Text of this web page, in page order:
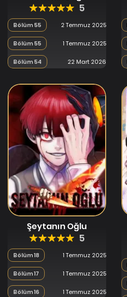
5
Bölüm 55 2 Temmuz 2025
Bölüm 55 1 Temmuz 2025
Bölüm 54 22 Mart 2026
Şeytanın Oğlu
5
Bölüm 18 1 Temmuz 2025
Bölüm 17 1 Temmuz 2025
Bölüm 16 1 Temmuz 2025